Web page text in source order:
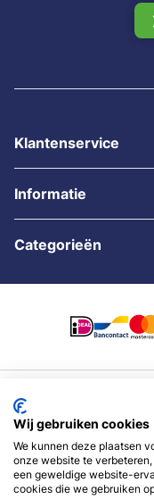
Klantenservice
Informatie
Categorieën
Wij gebruiken cookies
We kunnen deze plaatsen
onze website te
een geweldige website-
cookies die we gebruiken